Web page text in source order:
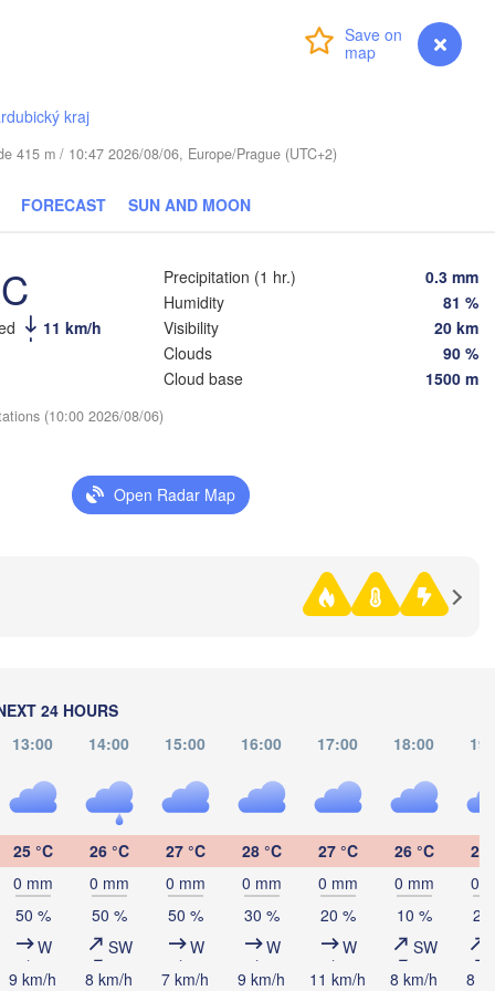
myVentusky Forecast
kraj
415 m / 10:47 2026/08/06, Europe/Prague (UTC+2)
FORECAST SUN AND MOON
11 km/h
Precipitation (1 hr.)
0.3 mm
Humidity
81 %
Visibility
20 km
Clouds
90 %
Cloud base
1500 m
(10:00 2026/08/06)
Open Radar Map
24 HOURS
13:00 14:00 15:00 16:00 17:00 18:00
25 °C
0 mm
50 %
W
9 km/h
26 °C
0 mm
50 %
SW
8 km/h
27 °C
0 mm
50 %
W
7 km/h
28 °C
0 mm
30 %
W
9 km/h
27 °C
0 mm
20 %
W
11 km/h
26 °C
0 mm
10 %
SW
8 km/h
26
0
20
8
Київ
(Kyiv)
Мінск
(Minsk)
Гомель
(Homieĺ)
Бабруйск
(Babrujsk)
Житомир
(Zhytomyr)
(Cherkasy)
Кременчук
(Kremenchuk)
Мазыр
(Mazyr)
Салігорск
(Salihorsk)
Магілёў
(Mahilioŭ)
(Smolensk)
Одеса
(Odesa)
Севастополь
(Sevastopol)
Constanța
Galați
Миколаїв
(Poltava)
(Bryansk)
(Melitopol)